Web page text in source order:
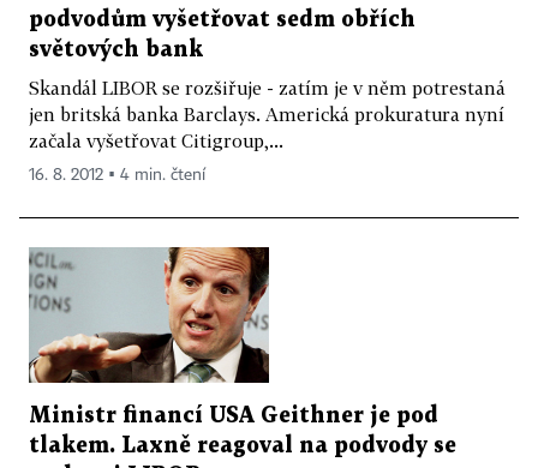
podvodům vyšetřovat sedm obřích
světových bank
Skandál LIBOR se rozšiřuje - zatím je v něm potrestaná
jen britská banka Barclays. Americká prokuratura nyní
začala vyšetřovat Citigroup,...
16. 8. 2012 ▪ 4 min. čtení
Ministr financí USA Geithner je pod
tlakem. Laxně reagoval na podvody se